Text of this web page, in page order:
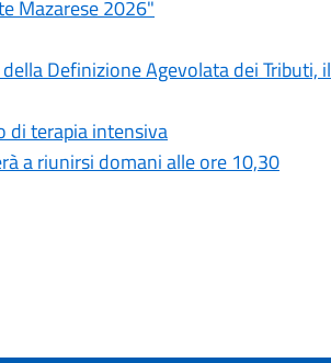
Mazarese 2026"
Definizione Agevolata dei Tributi, il
di terapia intensiva
a riunirsi domani alle ore 10,30